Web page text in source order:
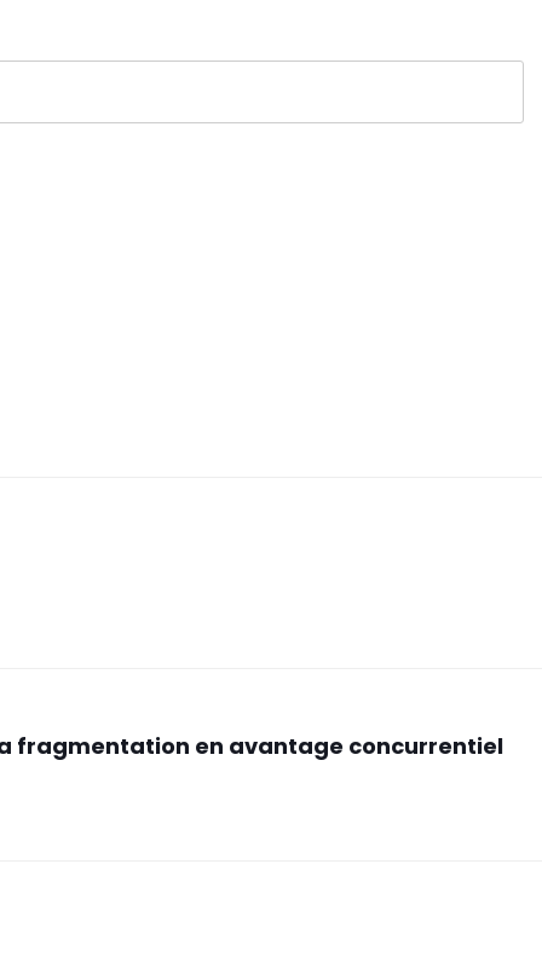
fragmentation en avantage concurrentiel